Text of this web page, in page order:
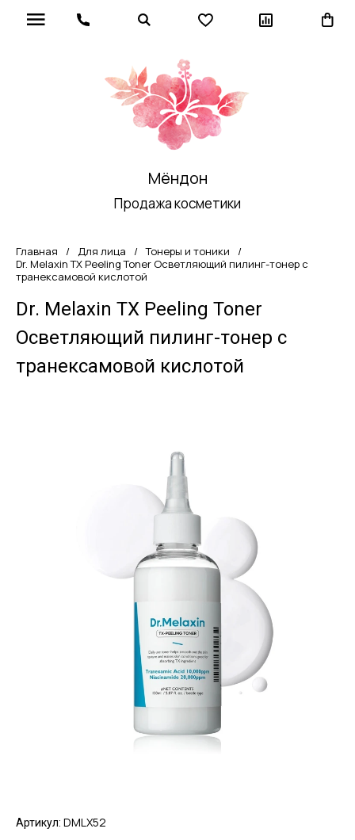
Мёндон
Продажа косметики
Главная / Для лица / Тонеры и тоники
/
Dr. Melaxin TX Peeling Toner Осветляющий пилинг-тонер с
транексамовой кислотой
Dr. Melaxin TX Peeling Toner
Осветляющий пилинг-тонер с
транексамовой кислотой
Артикул: DMLX52